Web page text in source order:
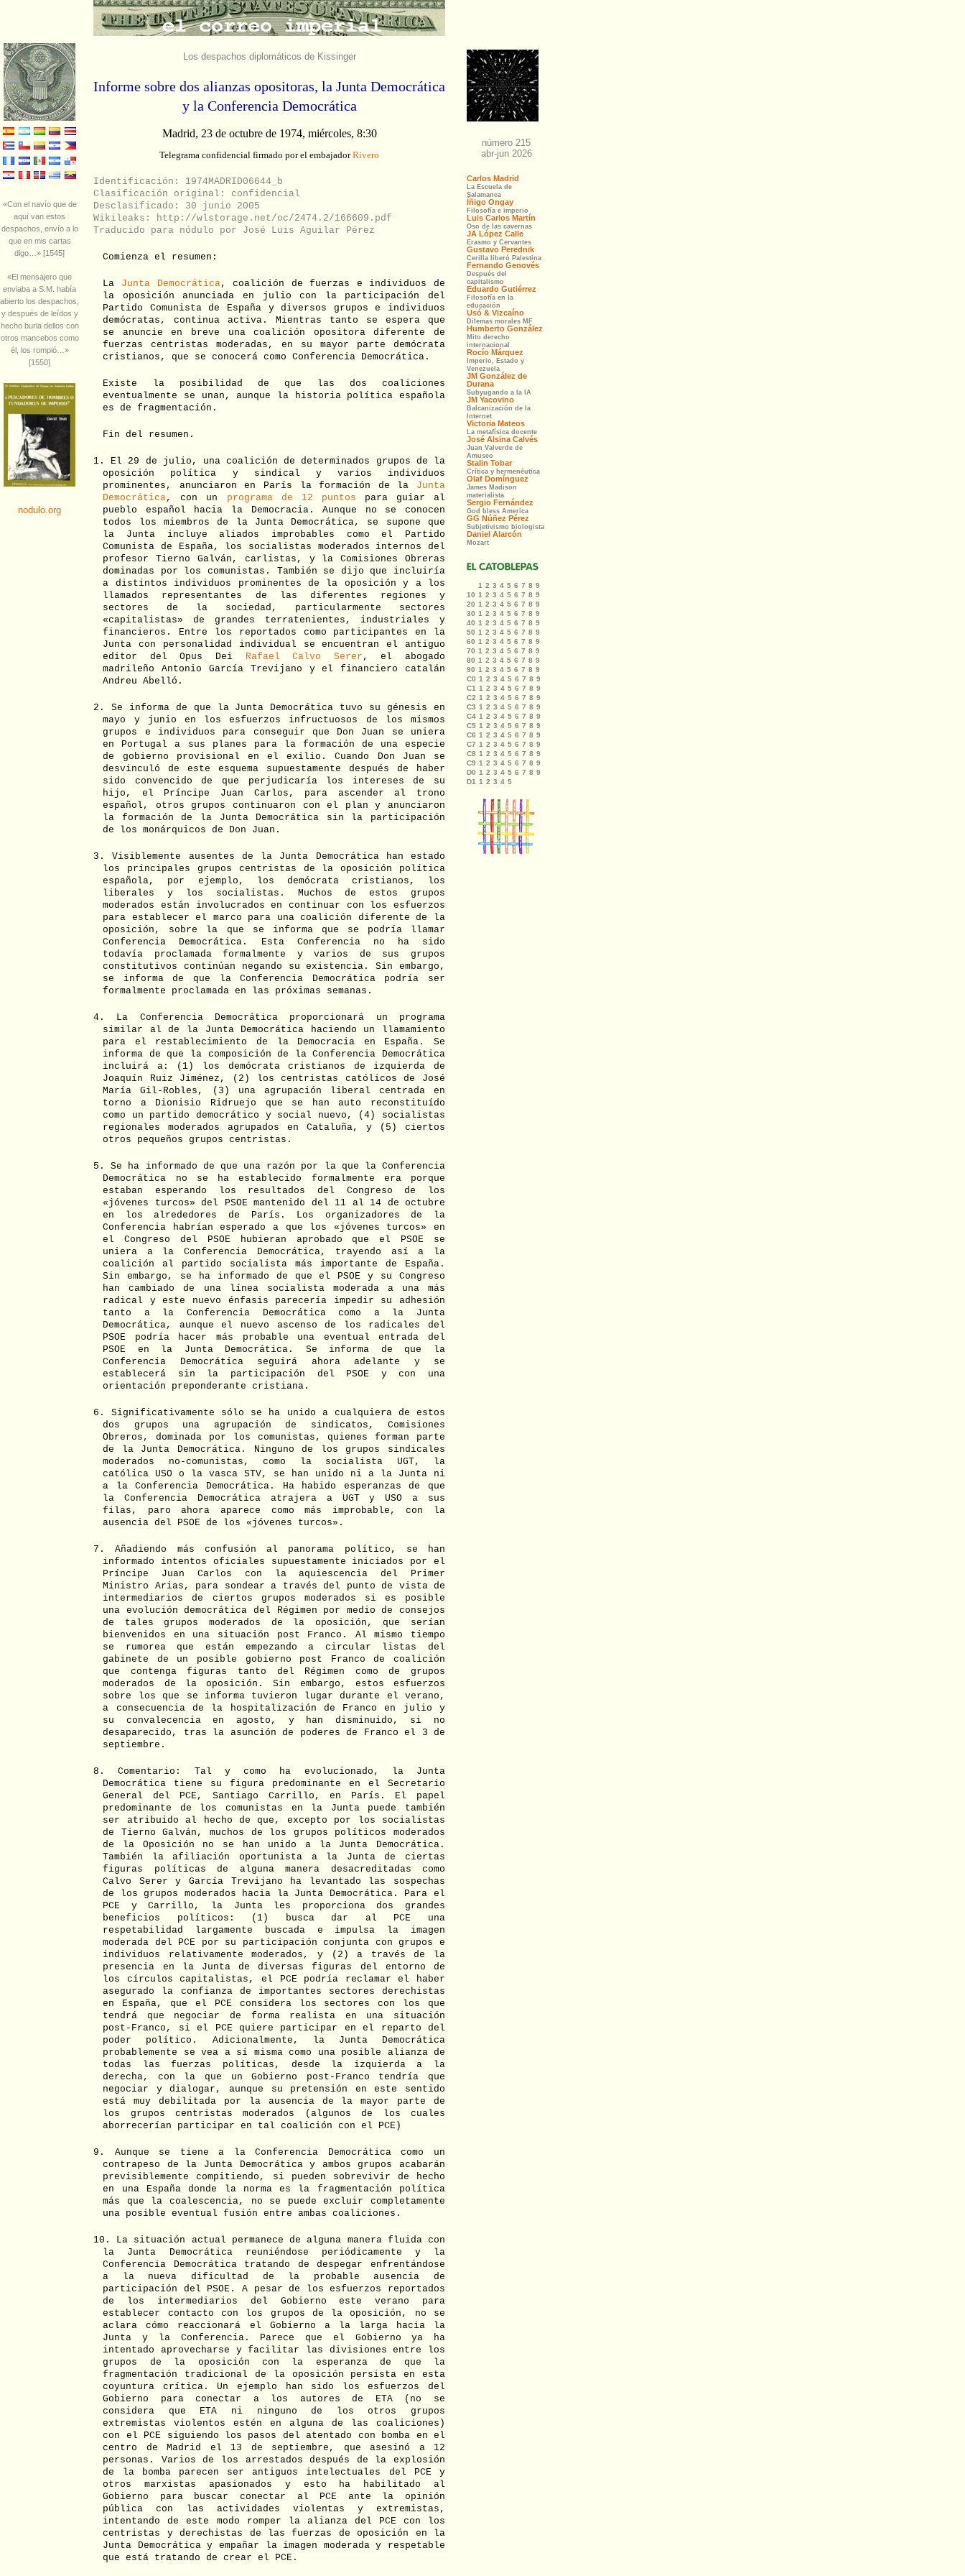
Los despachos diplomáticos de Kissinger
Informe sobre dos alianzas opositoras, la Junta Democrática
y la Conferencia Democrática
Madrid, 23 de octubre de 1974, miércoles, 8:30
Telegrama confidencial firmado por el embajadorRivero
Identificación: 1974MADRID06644_b
Clasificación original: confidencial
Desclasificado: 30 junio 2005
Wikileaks: http://wlstorage.net/oc/2474.2/166609.pdf
Traducido para nódulo por José Luis Aguilar Pérez
Comienza el resumen:
La Junta Democrática, coalición de fuerzas e individuos de
la oposición anunciada en julio con la participación del
Partido Comunista de España y diversos grupos e individuos
demócratas, continua activa. Mientras tanto se espera que
se anuncie en breve una coalición opositora diferente de
fuerzas centristas moderadas, en su mayor parte demócrata
cristianos, que se conocerá como Conferencia Democrática.
Existe la posibilidad de que las dos coaliciones
eventualmente se unan, aunque la historia política española
es de fragmentación.
Fin del resumen.
1. El 29 de julio, una coalición de determinados grupos de la
oposición política y sindical y varios individuos
prominentes, anunciaron en París la formación de la Junta
Democrática, con un programa de 12 puntos para guiar al
pueblo español hacia la Democracia. Aunque no se conocen
todos los miembros de la Junta Democrática, se supone que
la Junta incluye aliados improbables como el Partido
Comunista de España, los socialistas moderados internos del
profesor Tierno Galván, carlistas, y la Comisiones Obreras
dominadas por los comunistas. También se dijo que incluiría
a distintos individuos prominentes de la oposición y a los
llamados representantes de las diferentes regiones y
sectores de la sociedad, particularmente sectores
«capitalistas» de grandes terratenientes, industriales y
financieros. Entre los reportados como participantes en la
Junta con personalidad individual se encuentran el antiguo
editor del Opus Dei Rafael Calvo Serer , el abogado
madrileño Antonio García Trevijano y el financiero catalán
Andreu Abelló.
2. Se informa de que la Junta Democrática tuvo su génesis en
mayo y junio en los esfuerzos infructuosos de los mismos
grupos e individuos para conseguir que Don Juan se uniera
en Portugal a sus planes para la formación de una especie
de gobierno provisional en el exilio. Cuando Don Juan se
desvinculó de este esquema supuestamente después de haber
sido convencido de que perjudicaría los intereses de su
hijo, el Príncipe Juan Carlos, para ascender al trono
español, otros grupos continuaron con el plan y anunciaron
la formación de la Junta Democrática sin la participación
de los monárquicos de Don Juan.
3. Visiblemente ausentes de la Junta Democrática han estado
los principales grupos centristas de la oposición política
española, por ejemplo, los demócrata cristianos, los
liberales y los socialistas. Muchos de estos grupos
moderados están involucrados en continuar con los esfuerzos
para establecer el marco para una coalición diferente de la
oposición, sobre la que se informa que se podría llamar
Conferencia Democrática. Esta Conferencia no ha sido
todavía proclamada formalmente y varios de sus grupos
constitutivos continúan negando su existencia. Sin embargo,
se informa de que la Conferencia Democrática podría ser
formalmente proclamada en las próximas semanas.
4. La Conferencia Democrática proporcionará un programa
similar al de la Junta Democrática haciendo un llamamiento
para el restablecimiento de la Democracia en España. Se
informa de que la composición de la Conferencia Democrática
incluirá a: (1) los demócrata cristianos de izquierda de
Joaquín Ruiz Jiménez, (2) los centristas católicos de José
María Gil-Robles, (3) una agrupación liberal centrada en
torno a Dionisio Ridruejo que se han auto reconstituído
como un partido democrático y social nuevo, (4) socialistas
regionales moderados agrupados en Cataluña, y (5) ciertos
otros pequeños grupos centristas.
5. Se ha informado de que una razón por la que la Conferencia
Democrática no se ha establecido formalmente era porque
estaban esperando los resultados del Congreso de los
«jóvenes turcos» del PSOE mantenido del 11 al 14 de octubre
en los alrededores de París. Los organizadores de la
Conferencia habrían esperado a que los «jóvenes turcos» en
el Congreso del PSOE hubieran aprobado que el PSOE se
uniera a la Conferencia Democrática, trayendo así a la
coalición al partido socialista más importante de España.
Sin embargo, se ha informado de que el PSOE y su Congreso
han cambiado de una línea socialista moderada a una más
radical y este nuevo énfasis parecería impedir su adhesión
tanto a la Conferencia Democrática como a la Junta
Democrática, aunque el nuevo ascenso de los radicales del
PSOE podría hacer más probable una eventual entrada del
PSOE en la Junta Democrática. Se informa de que la
Conferencia Democrática seguirá ahora adelante y se
establecerá sin la participación del PSOE y con una
orientación preponderante cristiana.
6. Significativamente sólo se ha unido a cualquiera de estos
dos grupos una agrupación de sindicatos, Comisiones
Obreros, dominada por los comunistas, quienes forman parte
de la Junta Democrática. Ninguno de los grupos sindicales
moderados no-comunistas, como la socialista UGT, la
católica USO o la vasca STV, se han unido ni a la Junta ni
a la Conferencia Democrática. Ha habido esperanzas de que
la Conferencia Democrática atrajera a UGT y USO a sus
filas, paro ahora aparece como más improbable, con la
ausencia del PSOE de los «jóvenes turcos».
7. Añadiendo más confusión al panorama político, se han
informado intentos oficiales supuestamente iniciados por el
Príncipe Juan Carlos con la aquiescencia del Primer
Ministro Arias, para sondear a través del punto de vista de
intermediarios de ciertos grupos moderados si es posible
una evolución democrática del Régimen por medio de consejos
de tales grupos moderados de la oposición, que serían
bienvenidos en una situación post Franco. Al mismo tiempo
se rumorea que están empezando a circular listas del
gabinete de un posible gobierno post Franco de coalición
que contenga figuras tanto del Régimen como de grupos
moderados de la oposición. Sin embargo, estos esfuerzos
sobre los que se informa tuvieron lugar durante el verano,
a consecuencia de la hospitalización de Franco en julio y
su convalecencia en agosto, y han disminuido, si no
desaparecido, tras la asunción de poderes de Franco el 3 de
septiembre.
8. Comentario: Tal y como ha evolucionado, la Junta
Democrática tiene su figura predominante en el Secretario
General del PCE, Santiago Carrillo, en París. El papel
predominante de los comunistas en la Junta puede también
ser atribuido al hecho de que, excepto por los socialistas
de Tierno Galván, muchos de los grupos políticos moderados
de la Oposición no se han unido a la Junta Democrática.
También la afiliación oportunista a la Junta de ciertas
figuras políticas de alguna manera desacreditadas como
Calvo Serer y García Trevijano ha levantado las sospechas
de los grupos moderados hacia la Junta Democrática. Para el
PCE y Carrillo, la Junta les proporciona dos grandes
beneficios políticos: (1) busca dar al PCE una
respetabilidad largamente buscada e impulsa la imagen
moderada del PCE por su participación conjunta con grupos e
individuos relativamente moderados, y (2) a través de la
presencia en la Junta de diversas figuras del entorno de
los círculos capitalistas, el PCE podría reclamar el haber
asegurado la confianza de importantes sectores derechistas
en España, que el PCE considera los sectores con los que
tendrá que negociar de forma realista en una situación
post-Franco, si el PCE quiere participar en el reparto del
poder político. Adicionalmente, la Junta Democrática
probablemente se vea a sí misma como una posible alianza de
todas las fuerzas políticas, desde la izquierda a la
derecha, con la que un Gobierno post-Franco tendría que
negociar y dialogar, aunque su pretensión en este sentido
está muy debilitada por la ausencia de la mayor parte de
los grupos centristas moderados (algunos de los cuales
aborrecerían participar en tal coalición con el PCE)
9. Aunque se tiene a la Conferencia Democrática como un
contrapeso de la Junta Democrática y ambos grupos acabarán
previsiblemente compitiendo, si pueden sobrevivir de hecho
en una España donde la norma es la fragmentación política
más que la coalescencia, no se puede excluir completamente
una posible eventual fusión entre ambas coaliciones.
10. La situación actual permanece de alguna manera fluida con
la Junta Democrática reuniéndose periódicamente y la
Conferencia Democrática tratando de despegar enfrentándose
a la nueva dificultad de la probable ausencia de
participación del PSOE. A pesar de los esfuerzos reportados
de los intermediarios del Gobierno este verano para
establecer contacto con los grupos de la oposición, no se
aclara cómo reaccionará el Gobierno a la larga hacia la
Junta y la Conferencia. Parece que el Gobierno ya ha
intentado aprovecharse y facilitar las divisiones entre los
grupos de la oposición con la esperanza de que la
fragmentación tradicional de la oposición persista en esta
coyuntura crítica. Un ejemplo han sido los esfuerzos del
Gobierno para conectar a los autores de ETA (no se
considera que ETA ni ninguno de los otros grupos
extremistas violentos estén en alguna de las coaliciones)
con el PCE siguiendo los pasos del atentado con bomba en el
centro de Madrid el 13 de septiembre, que asesinó a 12
personas. Varios de los arrestados después de la explosión
de la bomba parecen ser antiguos intelectuales del PCE y
otros marxistas apasionados y esto ha habilitado al
Gobierno para buscar conectar al PCE ante la opinión
pública con las actividades violentas y extremistas,
intentando de este modo romper la alianza del PCE con los
centristas y derechistas de las fuerzas de oposición en la
Junta Democrática y empañar la imagen moderada y respetable
que está tratando de crear el PCE.